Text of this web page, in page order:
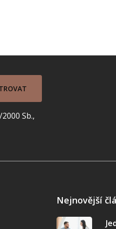
Sb.,
Nejnovější